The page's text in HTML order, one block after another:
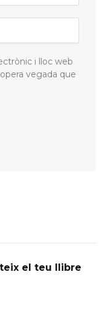
i lloc web
vegada que
el teu llibre